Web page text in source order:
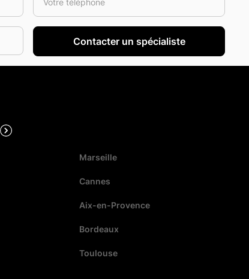
Marseille
Cannes
Aix-en-Provence
Bordeaux
Toulouse